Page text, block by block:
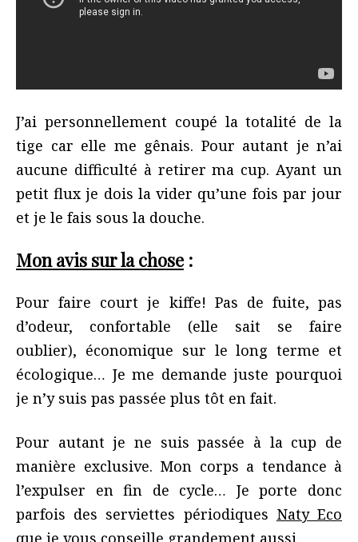
J’ai personnellement coupé la totalité de la
tige car elle me gênais. Pour autant je n’ai
aucune difficulté à retirer ma cup. Ayant un
petit flux je dois la vider qu’une fois par jour
et je le fais sous la douche.
Mon avis sur la chose :
Pour faire court je kiffe! Pas de fuite, pas
d’odeur, confortable (elle sait se faire
oublier), économique sur le long terme et
écologique… Je me demande juste pourquoi
je n’y suis pas passée plus tôt en fait.
Pour autant je ne suis passée à la cup de
manière exclusive. Mon corps a tendance à
l’expulser en fin de cycle… Je porte donc
parfois des serviettes périodiques Naty Eco
que je vous conseille grandement aussi.